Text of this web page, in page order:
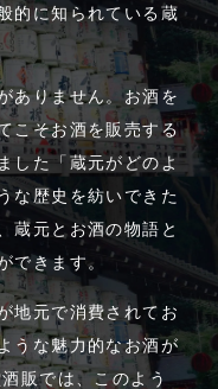
的に知られている蔵
ありません。お酒を
こそお酒を販売する
した「蔵元がどのよ
な歴史を紡いできた
蔵元とお酒の物語と
できます。
地元で消費されてお
うな魅力的なお酒が
販では、このよう